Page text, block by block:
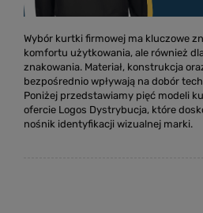
Wybór kurtki firmowej ma kluczowe
komfortu użytkowania, ale również
znakowania. Materiał, konstrukcja
bezpośrednio wpływają na dobór
Poniżej przedstawiamy pięć modeli
ofercie Logos Dystrybucja, które
nośnik identyfikacji wizualnej marki.